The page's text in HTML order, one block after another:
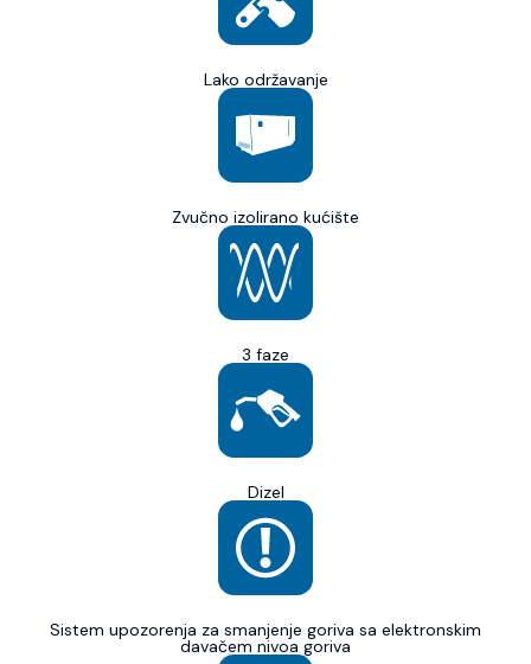
Lako održavanje
Zvučno izolirano kućište
3 faze
Dizel
Sistem upozorenja za smanjenje goriva sa elektronskim
davačem nivoa goriva